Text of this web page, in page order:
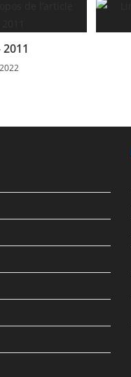
2011